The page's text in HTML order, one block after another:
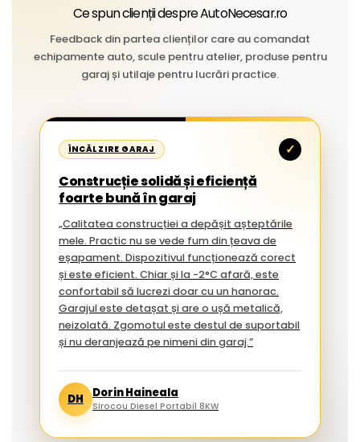
Ce spun clienții despre AutoNecesar.ro
Feedback din partea clienților care au comandat
echipamente auto, scule pentru atelier, produse pentru
garaj și utilaje pentru lucrări practice.
ÎNCĂLZIRE GARAJ ✓
Construcție solidă și eficiență
foarte bună în garaj
„Calitatea construcției a depășit așteptările
mele. Practic nu se vede fum din țeava de
eșapament. Dispozitivul funcționează corect
și este eficient. Chiar și la -2°C afară, este
confortabil să lucrezi doar cu un hanorac.
Garajul este detașat și are o ușă metalică,
neizolată. Zgomotul este destul de suportabil
și nu deranjează pe nimeni din garaj.”
DH Dorin Haineala
Sirocou Diesel Portabil 8KW